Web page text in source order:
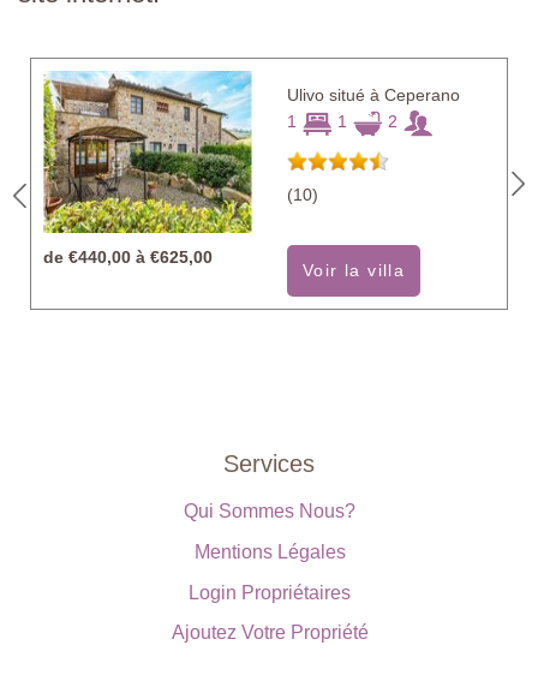
Ulivo situé à Ceperano
1
1 2
(10)
de €440,00 à €625,00
Voir la villa
Services
Qui Sommes Nous?
Mentions Légales
Login Propriétaires
Ajoutez Votre Propriété